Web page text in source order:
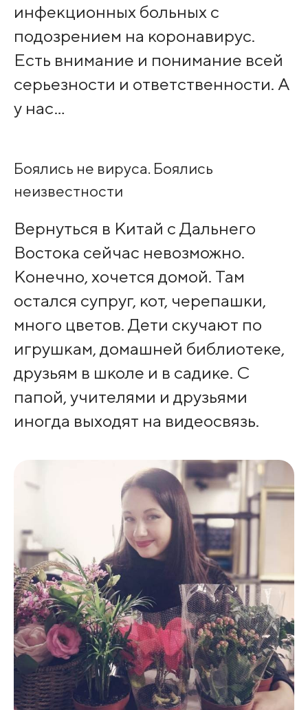
инфекционных больных с
подозрением на коронавирус.
Есть внимание и понимание всей
серьезности и ответственности. А
у нас…
Боялись не вируса. Боялись
неизвестности
Вернуться в Китай с Дальнего
Востока сейчас невозможно.
Конечно, хочется домой. Там
остался супруг, кот, черепашки,
много цветов. Дети скучают по
игрушкам, домашней библиотеке,
друзьям в школе и в садике. С
папой, учителями и друзьями
иногда выходят на видеосвязь.